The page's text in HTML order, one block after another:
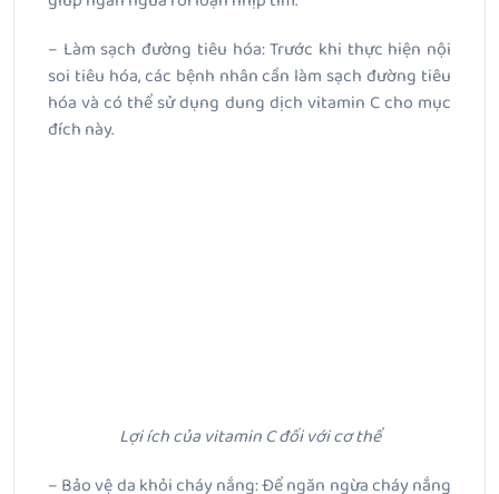
– Làm sạch đường tiêu hóa: Trước khi thực hiện nội
soi tiêu hóa, các bệnh nhân cần làm sạch đường tiêu
hóa và có thể sử dụng dung dịch vitamin C cho mục
đích này.
Lợi ích của vitamin C đối với cơ thể
– Bảo vệ da khỏi cháy nắng: Để ngăn ngừa cháy nắng